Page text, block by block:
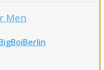
Men